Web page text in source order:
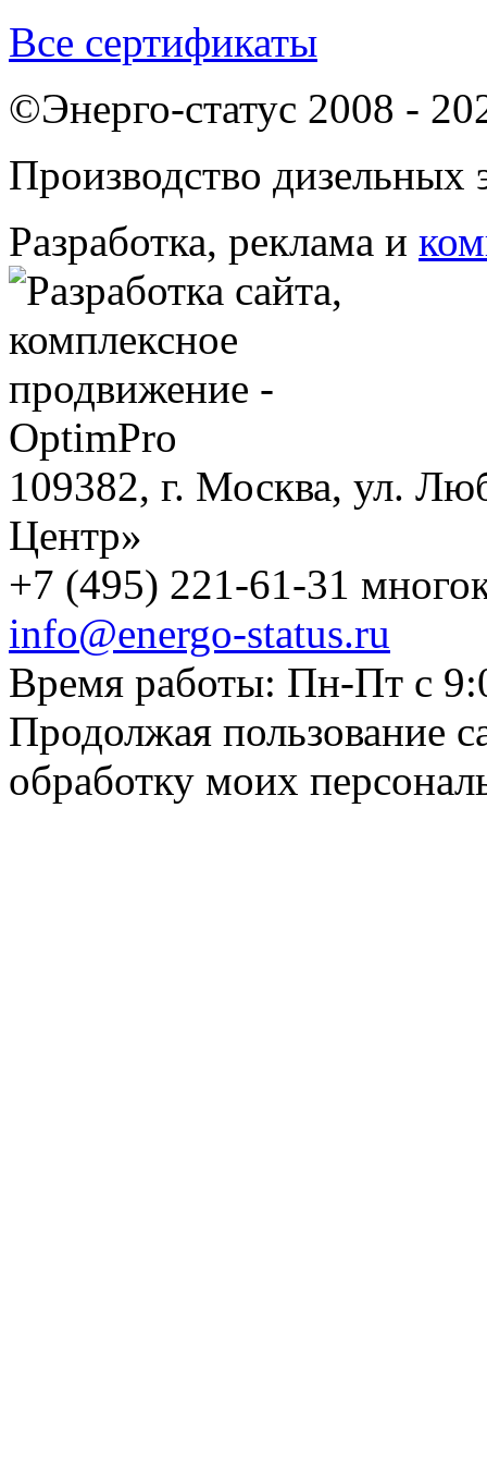
Все сертификаты
©Энерго-статус 2008 -
Производство дизельных
Разработка, реклама и
109382, г. Москва, ул.
Центр»
+7 (495) 221-61-31
info@energo-status.ru
Время работы: Пн-Пт с
Продолжая пользование
обработку моих